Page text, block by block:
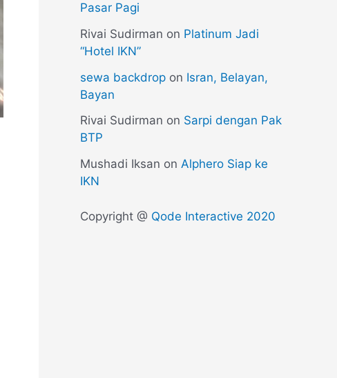
Pasar Pagi
Rivai Sudirman on Platinum Jadi
“Hotel IKN”
sewa backdrop on Isran, Belayan,
Bayan
Rivai Sudirman on Sarpi dengan Pak
BTP
Mushadi Iksan on Alphero Siap ke
IKN
Copyright @ Qode Interactive 2020